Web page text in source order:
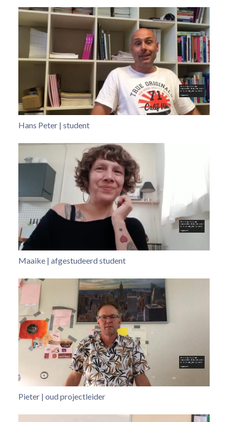
Hans Peter | student
Maaike | afgestudeerd student
Pieter | oud projectleider